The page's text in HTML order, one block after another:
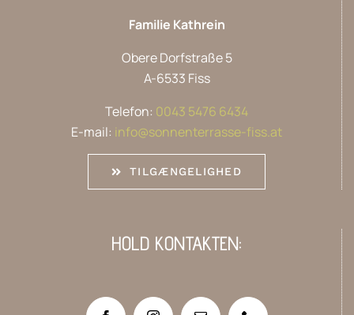
Familie Kathrein
Obere Dorfstraße 5
A-6533 Fiss
Telefon: 0043 5476 6434
E-mail: info@sonnenterrasse-fiss.at
TILGÆNGELIGHED
HOLD KONTAKTEN: